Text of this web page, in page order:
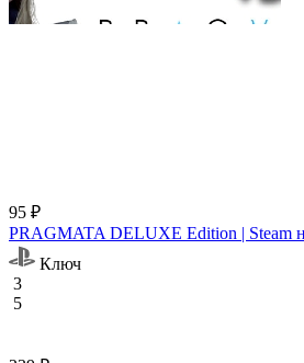
95 ₽
PRAGMATA DELUXE Edition | Steam
Ключ
3
5